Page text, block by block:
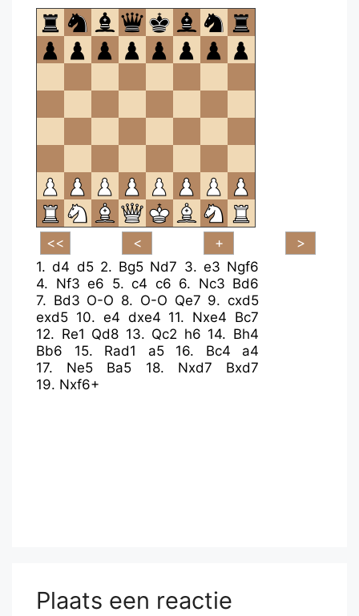
om
te
openen.
1.d4 d5 2. Bg5 Nd7 3. e3 Ngf6
4. Nf3 e6 5. c4 c6 6. Nc3 Bd6
7. Bd3 O-O 8. O-O Qe7 9.cxd5
exd5 10. e4 dxe4 11. Nxe4 Bc7
12. Re1 Qd8 13. Qc2 h6 14. Bh4
Bb6
15. Rad1 a5 16. Bc4
a4
17. Ne5 Ba5 18. Nxd7
Bxd7
19. Nxf6+
Plaats een reactie